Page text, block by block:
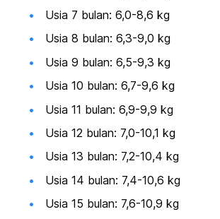
Usia 7 bulan: 6,0-8,6 kg
Usia 8 bulan: 6,3-9,0 kg
Usia 9 bulan: 6,5-9,3 kg
Usia 10 bulan: 6,7-9,6 kg
Usia 11 bulan: 6,9-9,9 kg
Usia 12 bulan: 7,0-10,1 kg
Usia 13 bulan: 7,2-10,4 kg
Usia 14 bulan: 7,4-10,6 kg
Usia 15 bulan: 7,6-10,9 kg